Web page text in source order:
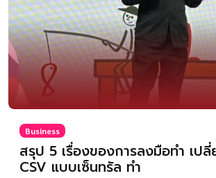
Business
สรุป 5 เรื่องของการลงมือทำ เป
CSV แบบเซ็นทรัล ทำ